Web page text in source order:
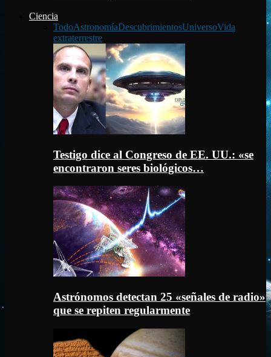
Ciencia
TodoAstronomíaDescubrimientosUniversoVida
extraterrestre
Testigo dice al Congreso de EE. UU.: «se
encontraron seres biológicos…
Astrónomos detectan 25 «señales de radio»
que se repiten regularmente